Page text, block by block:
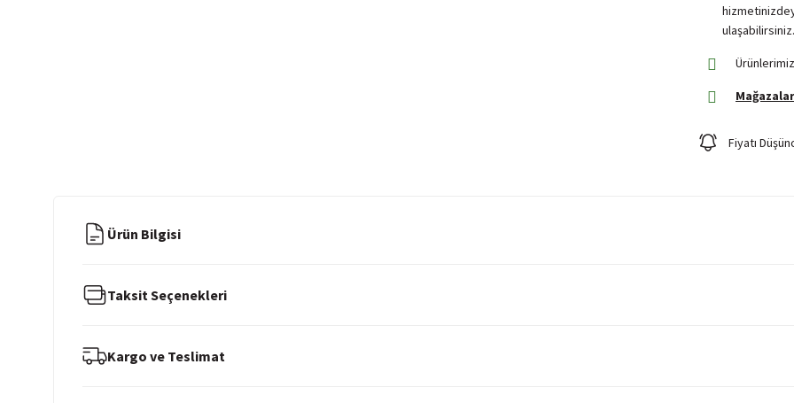
ulaşabilirsiniz.
Fiyatı
Ürün Bilgisi
Taksit Seçenekleri
Kargo ve Teslimat